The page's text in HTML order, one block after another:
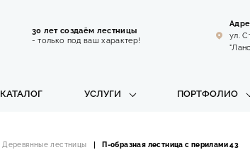
30 лет создаём лестницы
- только под ваш характер!
ул.
КАТАЛОГ УСЛУГИ ПОРТФОЛИО
Деревянные лестницы П-образная лестница с перилами 43